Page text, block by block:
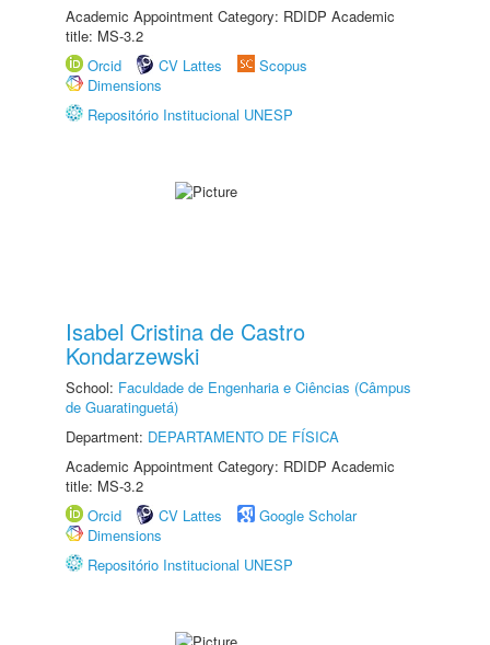
Academic Appointment Category: RDIDP Academic
title: MS-3.2
Orcid
CV Lattes
Scopus
Dimensions
Repositório Institucional UNESP
Isabel Cristina de Castro
Kondarzewski
School: Faculdade de Engenharia e Ciências (Câmpus
de Guaratinguetá)
Department: DEPARTAMENTO DE FÍSICA
Academic Appointment Category: RDIDP Academic
title: MS-3.2
Orcid
CV Lattes
Google Scholar
Dimensions
Repositório Institucional UNESP